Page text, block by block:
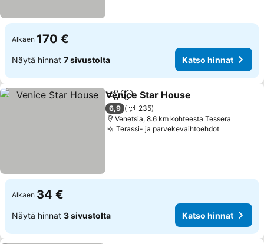
Alkaen 170 €
Näytä hinnat 7 sivustolta Katso hinnat
Jaa Lisää suosikkeihin
Venice Star House
6,9
235
Venetsia, 8.6 km kohteesta Tessera
Terassi- ja parvekevaihtoehdot
Alkaen 34 €
Näytä hinnat 3 sivustolta Katso hinnat